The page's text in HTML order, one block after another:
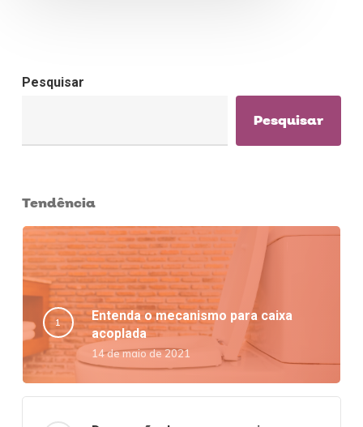
Pesquisar
Pesquisar
Tendência
Entenda o mecanismo para caixa
acoplada
14 de maio de 2021